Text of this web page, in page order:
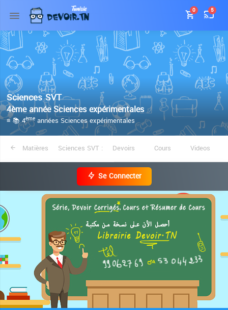
0 5
Sciences SVT
4ème année Sciences expérimentales
≡ 📚 4ème années Sciences expérimentales
Matières Sciences SVT : Devoirs Cours Videos
Se Connecter